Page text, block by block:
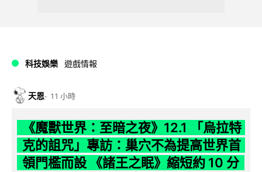
科技娛樂 遊戲情報
天恩 11 小時
《魔獸世界：至暗之夜》12.1 「烏拉特
克的詛咒」專訪：巢穴不為提高世界首
領門檻而設 《諸王之眠》縮短約 10 分